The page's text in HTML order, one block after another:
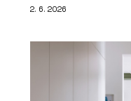
2. 6. 2026